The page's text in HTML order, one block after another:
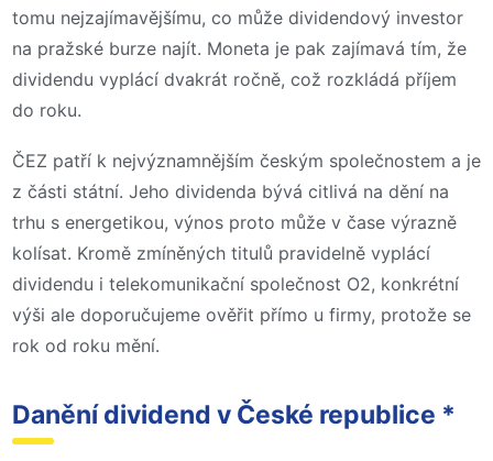
tomu nejzajímavějšímu, co může dividendový investor
na pražské burze najít. Moneta je pak zajímavá tím, že
dividendu vyplácí dvakrát ročně, což rozkládá příjem
do roku.
ČEZ patří k nejvýznamnějším českým společnostem a je
z části státní. Jeho dividenda bývá citlivá na dění na
trhu s energetikou, výnos proto může v čase výrazně
kolísat. Kromě zmíněných titulů pravidelně vyplácí
dividendu i telekomunikační společnost O2, konkrétní
výši ale doporučujeme ověřit přímo u firmy, protože se
rok od roku mění.
Danění dividend v České republice *